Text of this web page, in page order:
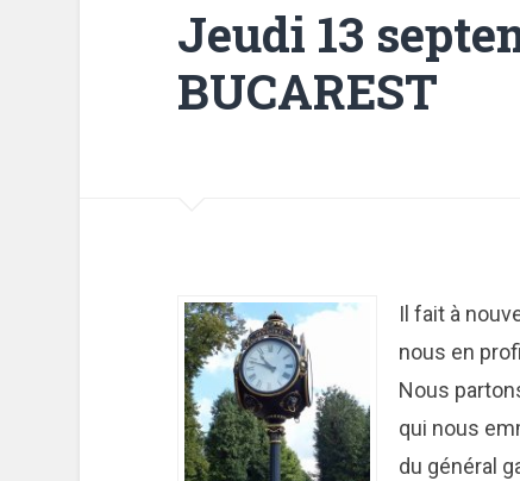
Jeudi 13
BUCAREST
Il fait à
nous en
Nous
qui nous
du général